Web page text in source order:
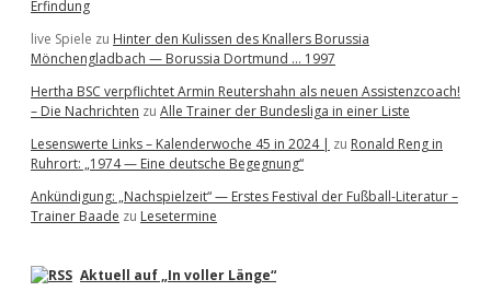
Erfindung
live Spiele zu Hinter den Kulissen des Knallers Borussia
Mönchengladbach — Borussia Dortmund … 1997
Hertha BSC verpflichtet Armin Reutershahn als neuen Assistenzcoach!
– Die Nachrichten zu Alle Trainer der Bundesliga in einer Liste
Lesenswerte Links – Kalenderwoche 45 in 2024 | zu Ronald Reng in
Ruhrort: „1974 — Eine deutsche Begegnung“
Ankündigung: „Nachspielzeit“ — Erstes Festival der Fußball-Literatur –
Trainer Baade zu Lesetermine
Aktuell auf „In voller Länge“